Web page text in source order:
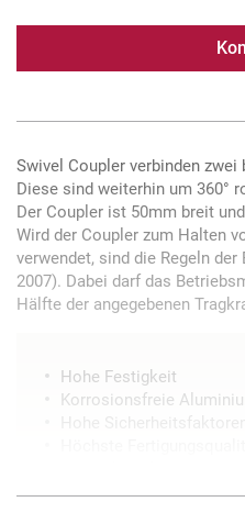
Swivel Coupler verbinden zwei
Diese sind weiterhin um 360°
Der Coupler ist 50mm breit
Wird der Coupler zum Halten
verwendet, sind die Regeln der
2007). Dabei darf das
Hälfte der angegebenen
Hohe Festigkeit
Korrosionsfreie
Für Rohrdurchmesser